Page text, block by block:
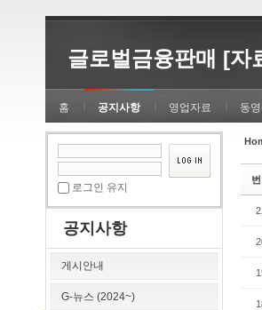
글로벌금융판매 [자
홈 공지사항 영업자료 동
로그인 유지
공지사항
게시안내
G-뉴스 (2024~)
스케치북5
스케치북5
스케치북5
스케치북5